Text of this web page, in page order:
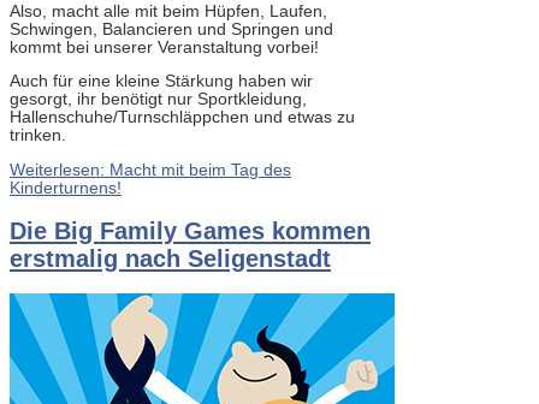
Also, macht alle mit beim Hüpfen, Laufen,
Schwingen, Balancieren und Springen und
kommt bei unserer Veranstaltung vorbei!
Auch für eine kleine Stärkung haben wir
gesorgt, ihr benötigt nur Sportkleidung,
Hallenschuhe/Turnschläppchen und etwas zu
trinken.
Weiterlesen: Macht mit beim Tag des
Kinderturnens!
Die Big Family Games kommen
erstmalig nach Seligenstadt